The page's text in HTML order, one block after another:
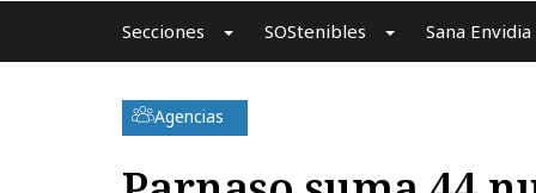
Secciones SOStenibles Sana Envidia
Agencias